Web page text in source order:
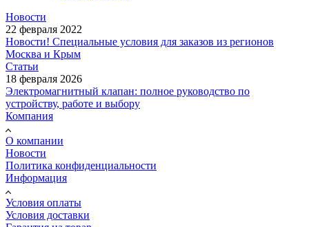
Новости
22 февраля 2022
Новости! Специальные условия для заказов из регионов
Москва и Крым
Статьи
18 февраля 2026
Электромагнитный клапан: полное руководство по
устройству, работе и выбору
Компания
О компании
Новости
Политика конфиденциальности
Информация
Условия оплаты
Условия доставки